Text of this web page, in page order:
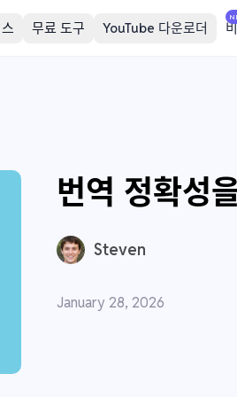
무료 도구 YouTube 다운로더
번역 정확성
Steven
January 28, 2026